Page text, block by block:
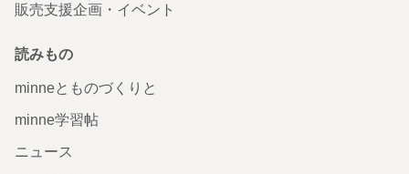
販売支援企画・イベント
読みもの
minneとものづくりと
minne学習帖
ニュース